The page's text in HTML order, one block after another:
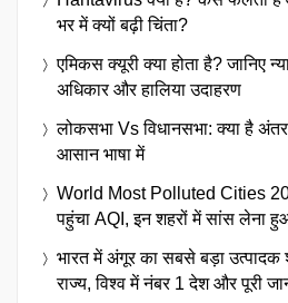
भर में क्यों बढ़ी चिंता?
एमिकस क्यूरी क्या होता है? जानिए
अधिकार और हालिया उदाहरण
लोकसभा Vs विधानसभा: क्या है
आसान भाषा में
World Most Polluted Cities
पहुंचा AQI, इन शहरों में सांस लेना
भारत में अंगूर का सबसे बड़ा उत्पादक
राज्य, विश्व में नंबर 1 देश और पूरी